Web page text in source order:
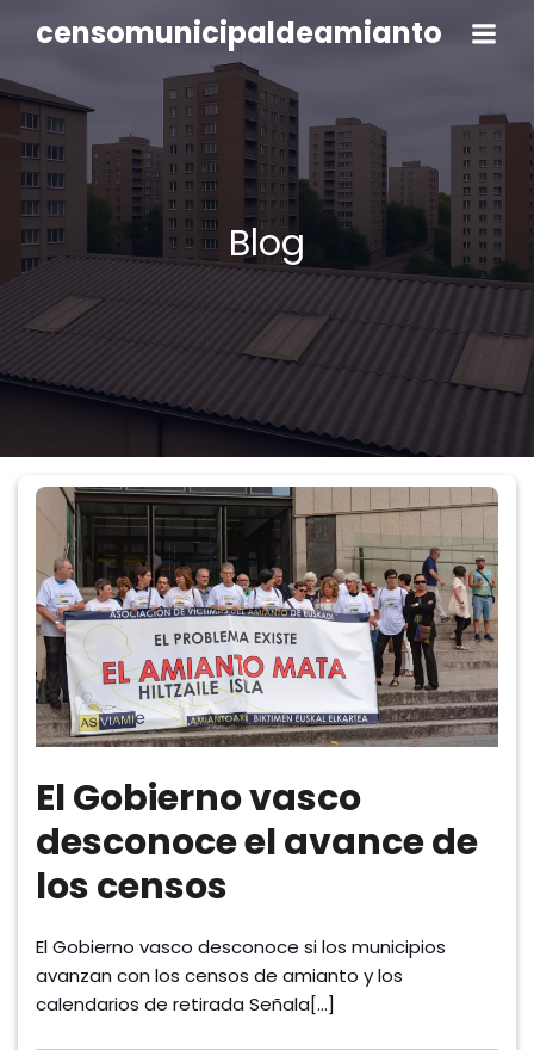
censomunicipaldeamianto
Blog
El Gobierno vasco
desconoce el avance de
los censos
El Gobierno vasco desconoce si los municipios
avanzan con los censos de amianto y los
calendarios de retirada Señala[…]